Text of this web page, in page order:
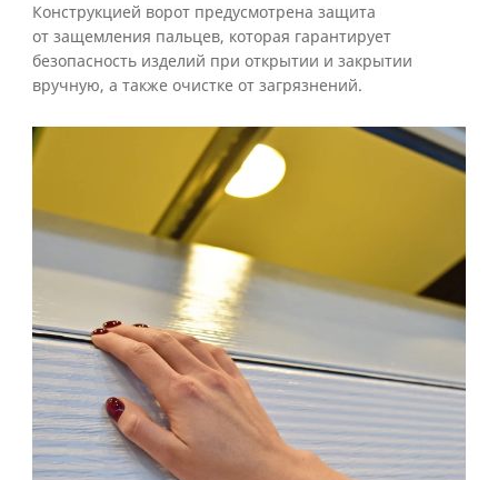
Конструкцией ворот предусмотрена защита
от защемления пальцев, которая гарантирует
безопасность изделий при открытии и закрытии
вручную, а также очистке от загрязнений.